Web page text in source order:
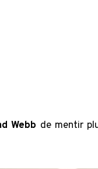
Webb de mentir